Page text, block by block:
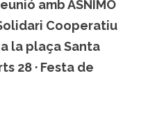
amb ASNIMO
Cooperatiu
a la plaça Santa
28 · Festa de